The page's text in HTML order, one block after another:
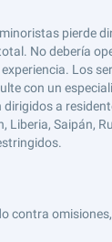
pierde
No debería
Los
con un
a
Liberia, Saipán,
contra